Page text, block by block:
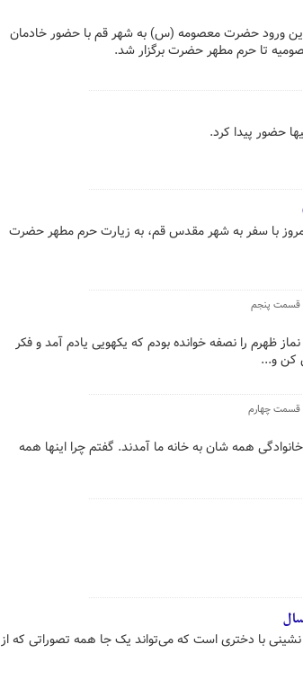
ورود حضرت معصومه (س) به شهر قم با حضور خادمان
تا حرم مطهر حضرت برگزار شد.
حضور پیدا کرد.
با سفر به شهر مقدس قم، به زیارت حرم مطهر حضرت
ظهرم را نصفه خوانده بودم که یکهویی یادم آمد و فکر
کن و...
همه شان به خانه ما آمدند. گفتم چرا اینها همه
با دختری است که می‌تواند یک جا همه تصوراتی که از